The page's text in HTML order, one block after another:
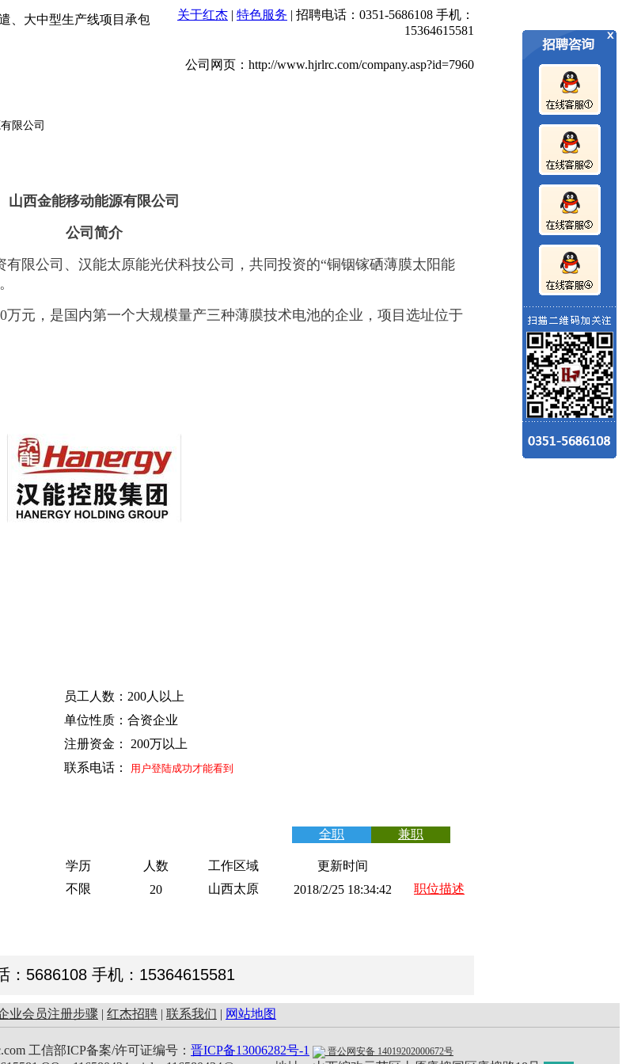
大中型生产线项目承包、物业管理、保险代缴、现场招聘会,富士康招聘、职业教育、劳务输出输入电话：
关于红杰 | 特色服务 | 招聘电话：0351-5686108 手机：
15364615581
公司网页：http://www.hjrlrc.com/company.asp?id=7960
限公司
山西金能移动能源有限公司
公司简介
限公司、汉能太原能光伏科技公司，共同投资的“铜铟镓硒薄膜太阳能
万元，是国内第一个大规模量产三种薄膜技术电池的企业，项目选址位于
员工人数：200人以上
单位性质：合资企业
注册资金： 200万以上
联系电话： 用户登陆成功才能看到
全职 兼职
学历 人数 工作区域
更新时间
不限 20 山西太原 2018/2/25 18:34:42 职位描述
5686108 手机：15364615581
业会员注册步骤 | 红杰招聘 | 联系我们 | 网站地图
工信部ICP备案/许可证编号： 晋ICP备13006282号-1 晋公网安备 14019202000672号